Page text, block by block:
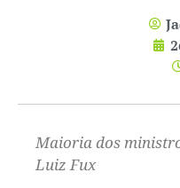
Maioria dos
Luiz Fux